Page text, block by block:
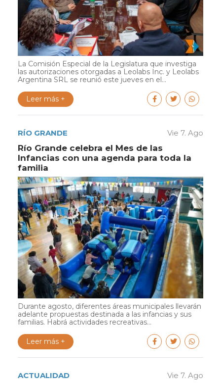
La Comisión Especial de la Legislatura que investiga
las autorizaciones otorgadas a Leolabs Inc. y Leolabs
Argentina SRL se reunió este jueves en el...
Leer más +
RÍO GRANDE Vie 7. Ago
Río Grande celebra el Mes de las
Infancias con una agenda para toda la
familia
Durante agosto, diferentes áreas municipales llevarán
adelante propuestas destinada a las infancias y sus
familias. Habrá actividades recreativas...
Leer más +
ACTUALIDAD Vie 7. Ago